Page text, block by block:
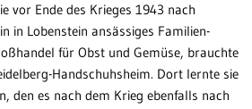
vor Ende des Krieges 1943 nach
in Lobenstein ansässiges Familien-
für Obst und Gemüse, brauchte
Handschuhsheim. Dort lernte sie
den es nach dem Krieg ebenfalls nach